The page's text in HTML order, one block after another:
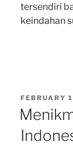
tersendiri
keindahan
POSTED
ON
FEBRUARY